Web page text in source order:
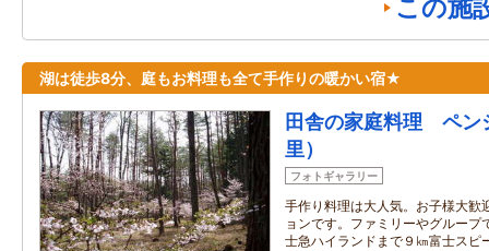
この施
湖は徒歩8分、庭もお料理も全て手作りの暖かい宿★
田舎の家庭料理 ペン
里）
フォトギャラリー
手作り料理は大人気。お子様大歓
ョンです。ファミリーやグループ
士急ハイランドまで９㎞富士スピ